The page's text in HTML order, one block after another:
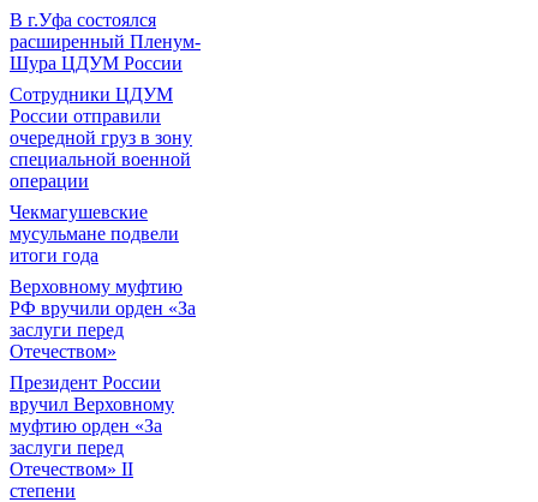
В г.Уфа состоялся
расширенный Пленум-
Шура ЦДУМ России
Сотрудники ЦДУМ
России отправили
очередной груз в зону
специальной военной
операции
Чекмагушевские
мусульмане подвели
итоги года
Верховному муфтию
РФ вручили орден «За
заслуги перед
Отечеством»
Президент России
вручил Верховному
муфтию орден «За
заслуги перед
Отечеством» II
степени